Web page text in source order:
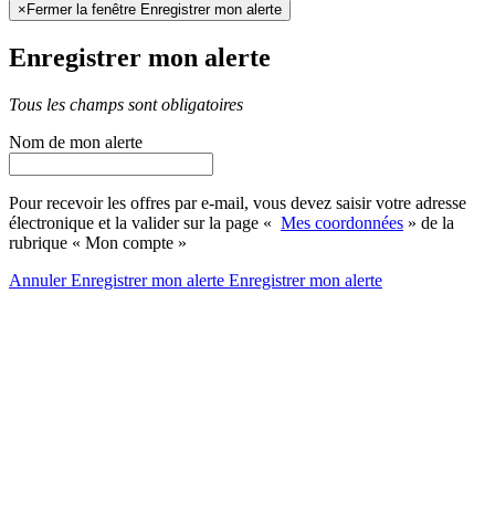
× Fermer la fenêtre Enregistrer mon alerte
Enregistrer mon alerte
Tous les champs sont obligatoires
Nom de mon alerte
Pour recevoir les offres par e-mail, vous devez saisir votre adresse
électronique et la valider sur la page « Mes coordonnées » de la
rubrique « Mon compte »
AnnulerEnregistrer mon alerte Enregistrermon alerte